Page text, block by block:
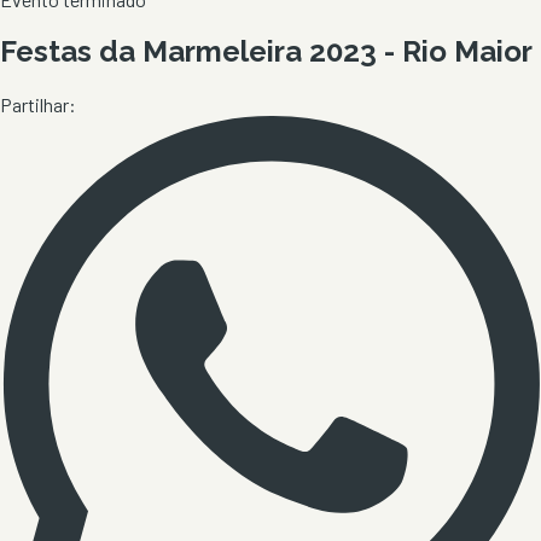
Festas da Marmeleira 2023 - Rio Maior
Partilhar: